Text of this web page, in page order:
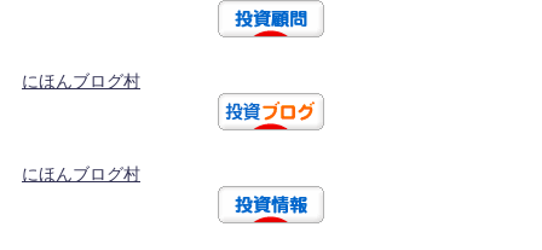
にほんブログ村
にほんブログ村